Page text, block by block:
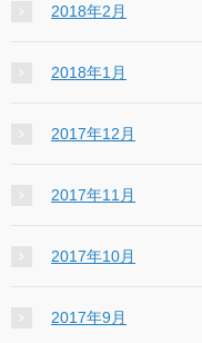
2018年2月
2018年1月
2017年12月
2017年11月
2017年10月
2017年9月